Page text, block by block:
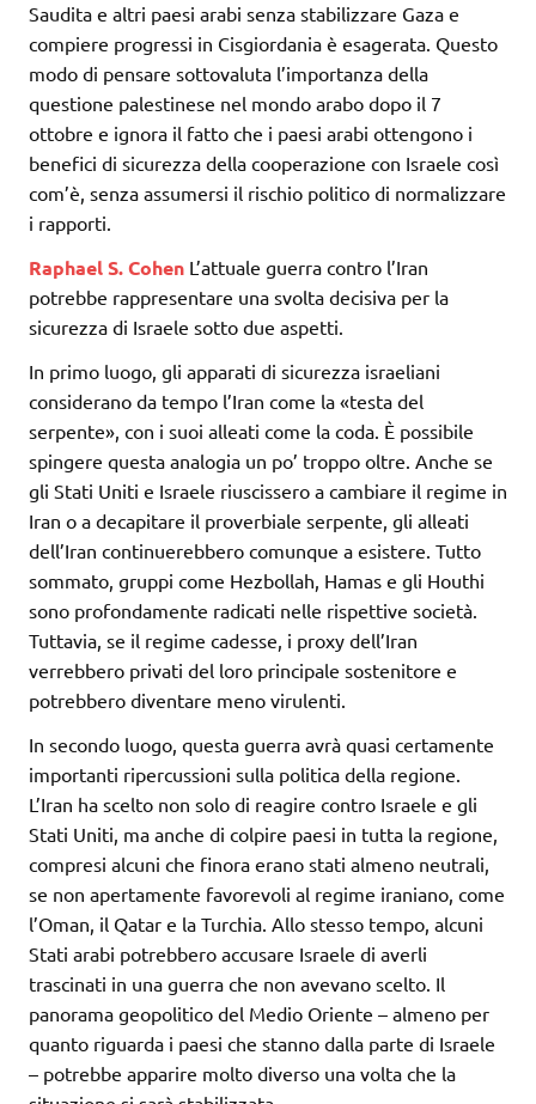
Saudita e altri paesi arabi senza stabilizzare Gaza e
compiere progressi in Cisgiordania è esagerata. Questo
modo di pensare sottovaluta l’importanza della
questione palestinese nel mondo arabo dopo il 7
ottobre e ignora il fatto che i paesi arabi ottengono i
benefici di sicurezza della cooperazione con Israele così
com’è, senza assumersi il rischio politico di normalizzare
i rapporti.
Raphael S. Cohen L’attuale guerra contro l’Iran
potrebbe rappresentare una svolta decisiva per la
sicurezza di Israele sotto due aspetti.
In primo luogo, gli apparati di sicurezza israeliani
considerano da tempo l’Iran come la «testa del
serpente», con i suoi alleati come la coda. È possibile
spingere questa analogia un po’ troppo oltre. Anche se
gli Stati Uniti e Israele riuscissero a cambiare il regime in
Iran o a decapitare il proverbiale serpente, gli alleati
dell’Iran continuerebbero comunque a esistere. Tutto
sommato, gruppi come Hezbollah, Hamas e gli Houthi
sono profondamente radicati nelle rispettive società.
Tuttavia, se il regime cadesse, i proxy dell’Iran
verrebbero privati del loro principale sostenitore e
potrebbero diventare meno virulenti.
In secondo luogo, questa guerra avrà quasi certamente
importanti ripercussioni sulla politica della regione.
L’Iran ha scelto non solo di reagire contro Israele e gli
Stati Uniti, ma anche di colpire paesi in tutta la regione,
compresi alcuni che finora erano stati almeno neutrali,
se non apertamente favorevoli al regime iraniano, come
l’Oman, il Qatar e la Turchia. Allo stesso tempo, alcuni
Stati arabi potrebbero accusare Israele di averli
trascinati in una guerra che non avevano scelto. Il
panorama geopolitico del Medio Oriente – almeno per
quanto riguarda i paesi che stanno dalla parte di Israele
– potrebbe apparire molto diverso una volta che la